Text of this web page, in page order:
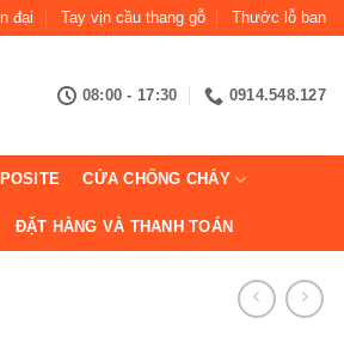
đại Tay vịn cầu thang gỗ Thước lỗ ban
08:00 - 17:30 0914.548.127
CỬA CHỐNG CHÁY
ĐẶT HÀNG VÀ THANH TOÁN